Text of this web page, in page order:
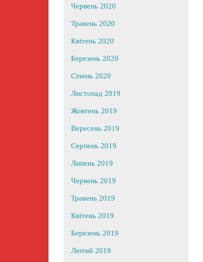
Червень 2020
Травень 2020
Квітень 2020
Березень 2020
Січень 2020
Листопад 2019
Жовтень 2019
Вересень 2019
Серпень 2019
Липень 2019
Червень 2019
Травень 2019
Квітень 2019
Березень 2019
Лютий 2019